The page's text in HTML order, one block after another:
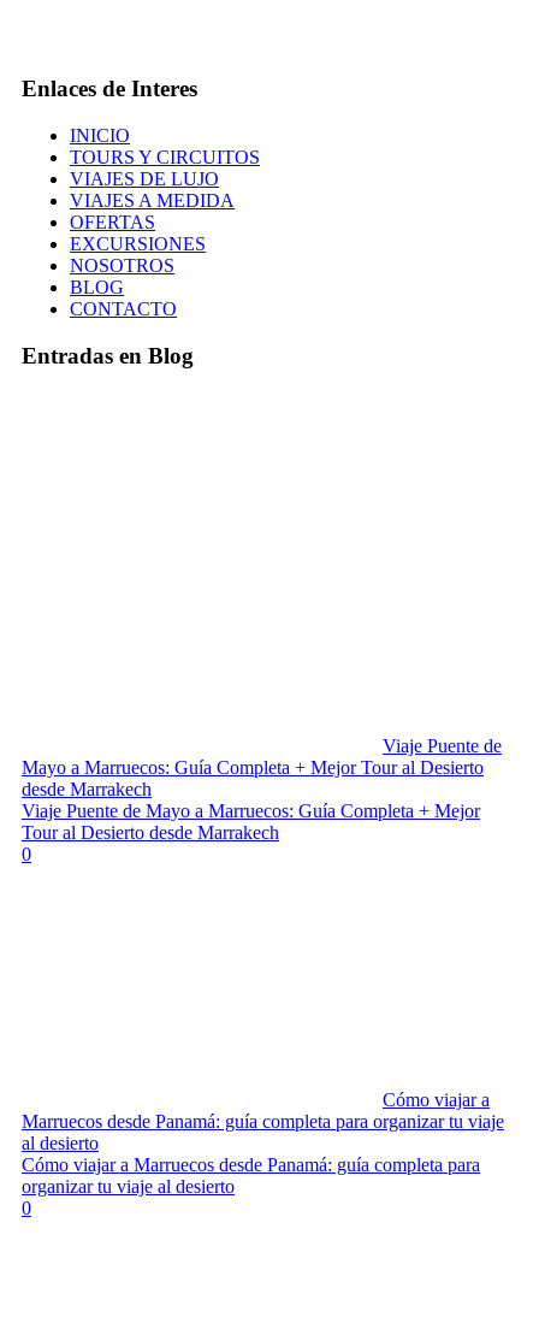
Enlaces de Interes
INICIO
TOURS Y CIRCUITOS
VIAJES DE LUJO
VIAJES A MEDIDA
OFERTAS
EXCURSIONES
NOSOTROS
BLOG
CONTACTO
Entradas en Blog
Viaje Puente de
Mayo a Marruecos: Guía Completa + Mejor Tour al Desierto
desde Marrakech
Viaje Puente de Mayo a Marruecos: Guía Completa + Mejor
Tour al Desierto desde Marrakech
0
Cómo viajar a
Marruecos desde Panamá: guía completa para organizar tu viaje
al desierto
Cómo viajar a Marruecos desde Panamá: guía completa para
organizar tu viaje al desierto
0